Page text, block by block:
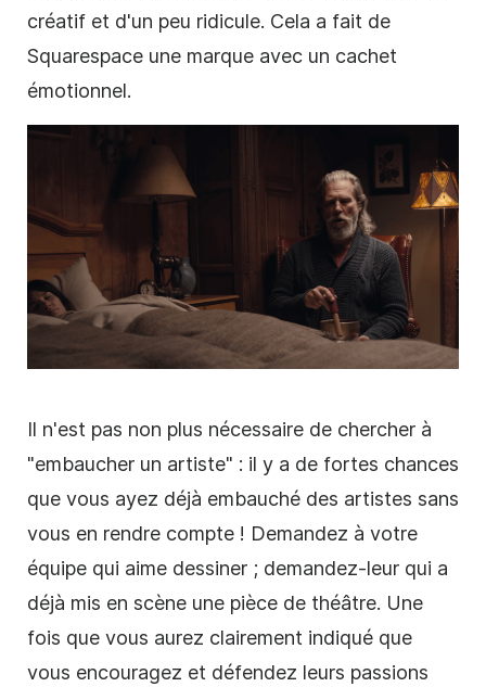
créatif et d'un peu ridicule. Cela a fait de
Squarespace une marque avec un cachet
émotionnel.
Il n'est pas non plus nécessaire de chercher à
"embaucher un artiste" : il y a de fortes chances
que vous ayez déjà embauché des artistes sans
vous en rendre compte ! Demandez à votre
équipe qui aime dessiner ; demandez-leur qui a
déjà mis en scène une pièce de théâtre. Une
fois que vous aurez clairement indiqué que
vous encouragez et défendez leurs passions